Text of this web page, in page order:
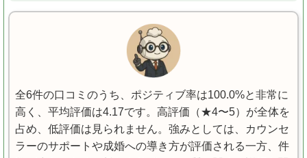
全6件の口コミのうち、ポジティブ率は100.0%と非常に
高く、平均評価は4.17です。高評価（★4〜5）が全体を
占め、低評価は見られません。強みとしては、カウンセ
ラーのサポートや成婚への導き方が評価される一方、件